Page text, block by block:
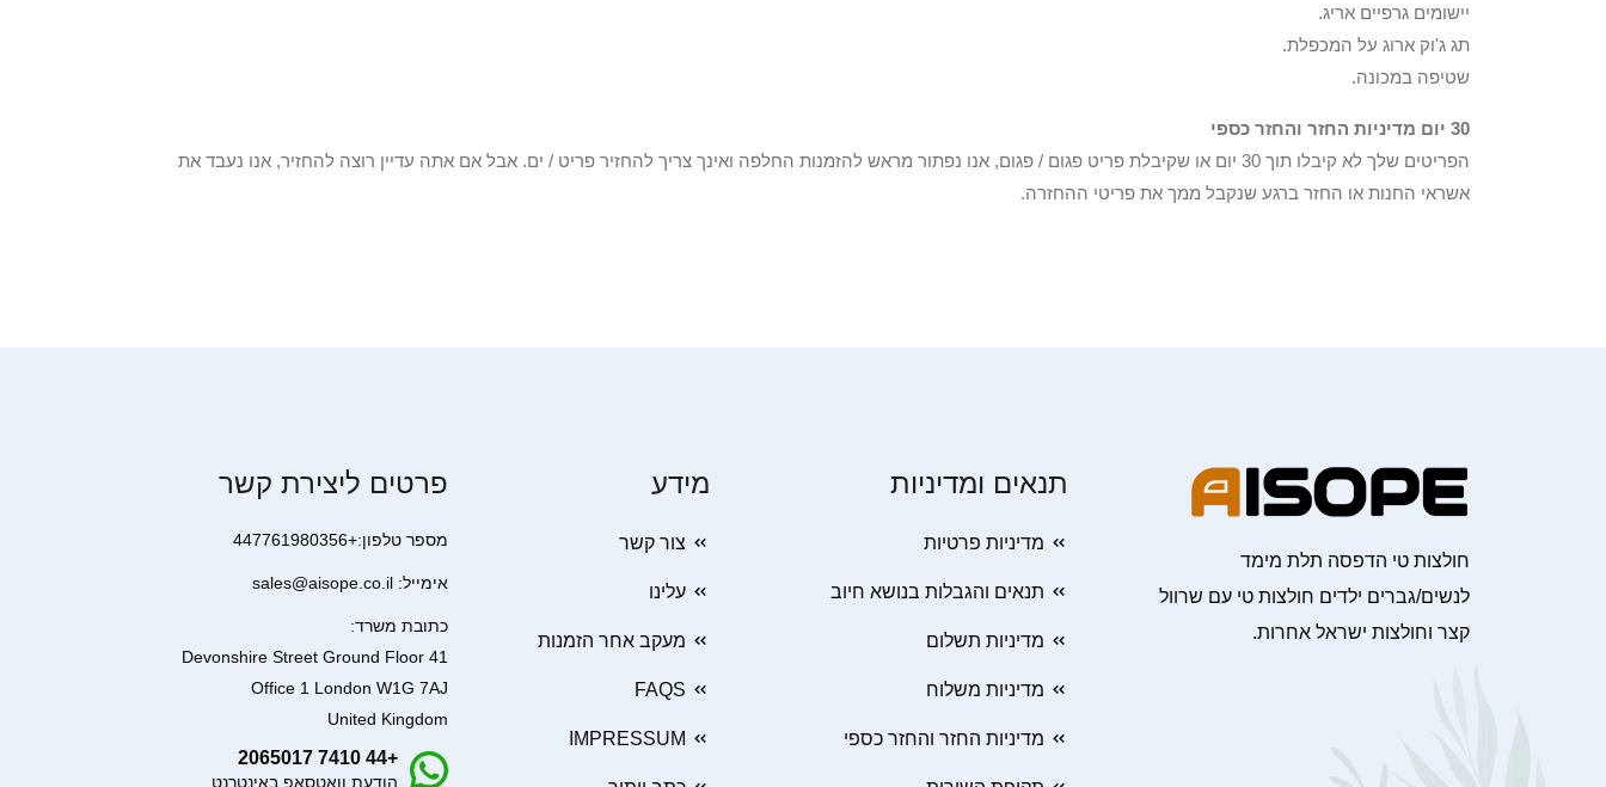
יישומים גרפיים אריג.
תג ג'וק ארוג על המכפלת.
שטיפה במכונה.
30 יום מדיניות החזר והחזר כספי
הפריטים שלך לא קיבלו תוך 30 יום או שקיבלת פריט פגום / פגום, אנו נפתור מראש להזמנות החלפה ואינך צריך להחזיר פריט / ים. אבל אם אתה עדיין רוצה להחזיר, אנו נעבד את
אשראי החנות או החזר ברגע שנקבל ממך את פריטי ההחזרה.
חולצות טי הדפסה תלת מימד
לנשים/גברים ילדים חולצות טי עם שרוול
קצר וחולצות ישראל אחרות.
תנאים ומדיניות
מדיניות פרטיות
תנאים והגבלות בנושא חיוב
מדיניות תשלום
מדיניות משלוח
מדיניות החזר והחזר כספי
מידע
צור קשר
עלינו
מעקב אחר הזמנות
FAQS
IMPRESSUM
פרטים ליצירת קשר
מספר טלפון:+447761980356
אימייל: sales@aisope.co.il
כתובת משרד:
41 Devonshire Street Ground Floor
Office 1 London W1G 7AJ
United Kingdom
+44 7410 2065017
הודעת וואטסאפ באינטרנט